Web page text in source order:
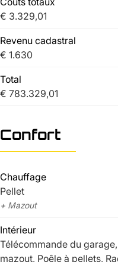
€ 3.329,01
Revenu cadastral
€ 1.630
Total
€ 783.329,01
Confort
Chauffage
Pellet
+ Mazout
Intérieur
Télécommande du
mazout, Poêle à pellets,